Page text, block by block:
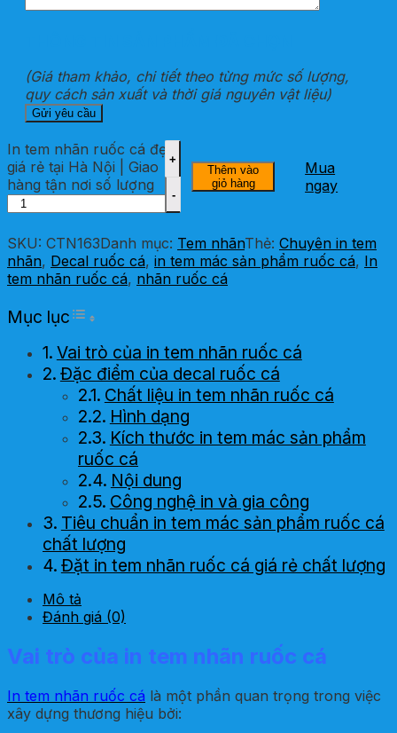
(Giá tham khảo, chi tiết theo từng mức số lượng,
quy cách sản xuất và thời giá nguyên vật liệu)
In tem nhãn ruốc cá đẹp
giá rẻ tại Hà Nội | Giao
hàng tận nơi số lượng
Thêm vào
giỏ hàng
Mua
ngay
SKU: CTN163Danh mục: Tem nhãnThẻ: Chuyên in tem
nhãn, Decal ruốc cá, in tem mác sản phẩm ruốc cá, In
tem nhãn ruốc cá, nhãn ruốc cá
Mục lục Toggle Table of Content
Vai trò của in tem nhãn ruốc cá
Đặc điểm của decal ruốc cá
Chất liệu in tem nhãn ruốc cá
Hình dạng
Kích thước in tem mác sản phẩm
ruốc cá
Nội dung
Công nghệ in và gia công
Tiêu chuẩn in tem mác sản phẩm ruốc cá
chất lượng
Đặt in tem nhãn ruốc cá giá rẻ chất lượng
Mô tả
Đánh giá (0)
Vai trò của in tem nhãn ruốc cá
In tem nhãn ruốc cá là một phần quan trọng trong việc
xây dựng thương hiệu bởi: